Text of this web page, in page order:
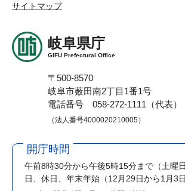
サイトマップ
岐阜県庁
GIFU Prefectural Office
〒500-8570
岐阜市薮田南2丁目1番1号
電話番号 058-272-1111（代表）
（法人番号4000020210005）
開庁時間
午前8時30分から午後5時15分まで （土曜
日、休日、年末年始（12月29日から1月3